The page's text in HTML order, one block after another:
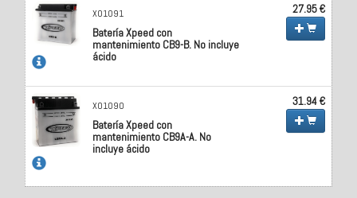
X01091
Batería Xpeed con
mantenimiento CB9-B. No incluye
ácido
27.95 €
X01090
Batería Xpeed con
mantenimiento CB9A-A. No
incluye ácido
31.94 €